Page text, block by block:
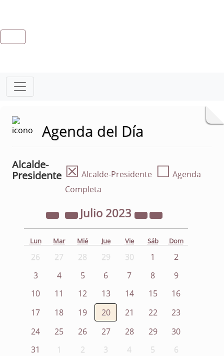
Agenda del Día
Alcalde-
Presidente ☒ Alcalde-Presidente ☐ Agenda
Completa
Julio 2023
Lun Mar Mié Jue Vie Sáb Dom
26 27 28 29 30 1
2
3
4 5 6 7 8
9
10
11 12 13 14 15
16
17
18 19 20 21 22
23
24
25 26 27 28 29
30
31
1 2 3 4 5 6